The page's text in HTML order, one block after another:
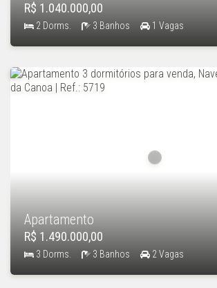
R$ 1.040.000,00
2 Dorms. 3 Banhos 1 Vagas
Apartamento
R$ 1.490.000,00
3 Dorms. 3 Banhos 2 Vagas